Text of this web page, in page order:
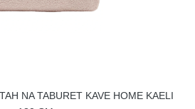
NA TABURET KAVE HOME KAELI